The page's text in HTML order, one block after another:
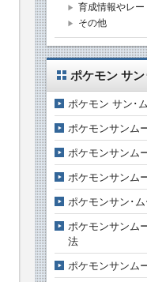
育成情報やレ
その他
ポケモン サ
ポケモン サン･
ポケモンサンム
ポケモンサンム
ポケモンサンム
ポケモンサン･
ポケモンサンム
法
ポケモンサンム